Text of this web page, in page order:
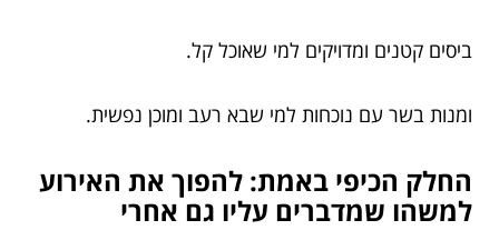
ביסים קטנים ומדויקים למי שאוכל קל.
ומנות בשר עם נוכחות למי שבא רעב ומוכן נפשית.
החלק הכיפי באמת: להפוך את האירוע
למשהו שמדברים עליו גם אחרי